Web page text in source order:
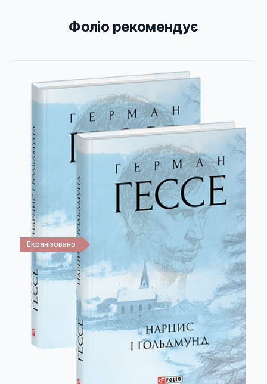
Фоліо рекомендує
Екранізовано